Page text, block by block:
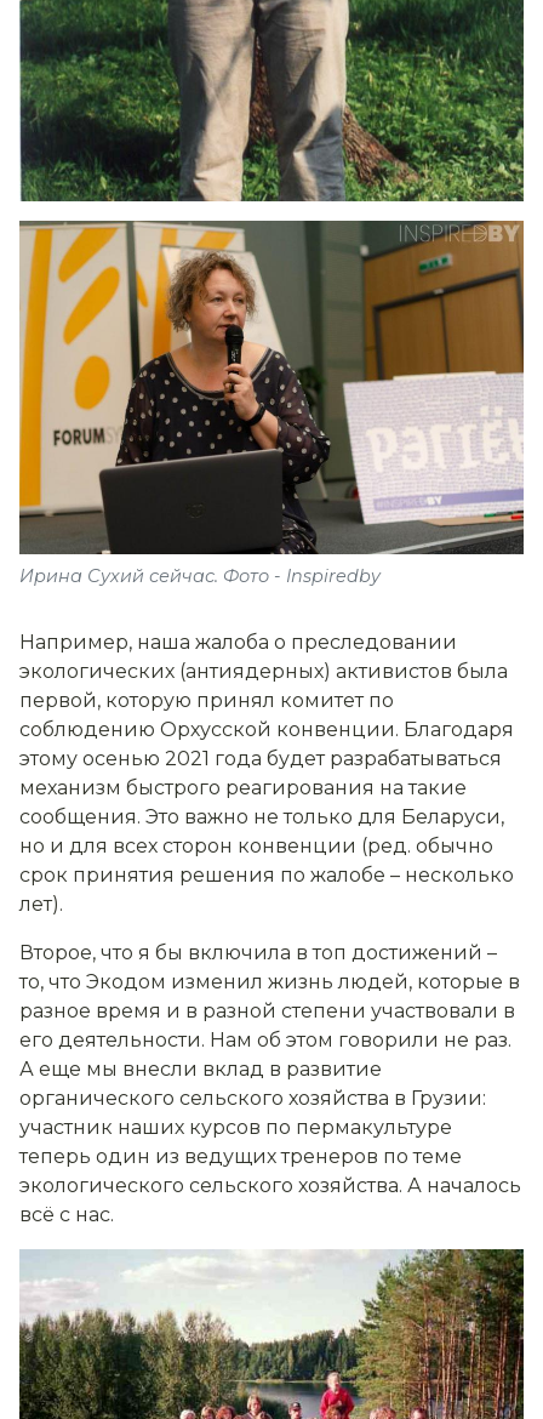
Ирина Сухий сейчас. Фото - Inspiredby
Например, наша жалоба о преследовании
экологических (антиядерных) активистов была
первой, которую принял комитет по
соблюдению Орхусской конвенции. Благодаря
этому осенью 2021 года будет разрабатываться
механизм быстрого реагирования на такие
сообщения. Это важно не только для Беларуси,
но и для всех сторон конвенции (ред. обычно
срок принятия решения по жалобе – несколько
лет).
Второе, что я бы включила в топ достижений –
то, что Экодом изменил жизнь людей, которые в
разное время и в разной степени участвовали в
его деятельности. Нам об этом говорили не раз.
А еще мы внесли вклад в развитие
органического сельского хозяйства в Грузии:
участник наших курсов по пермакультуре
теперь один из ведущих тренеров по теме
экологического сельского хозяйства. А началось
всё с нас.